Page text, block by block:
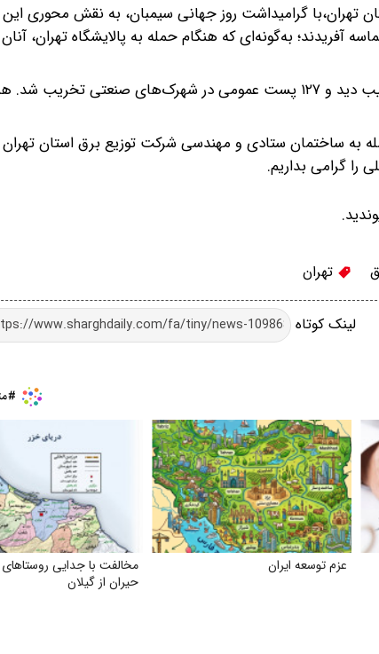
تهران،با گرامیداشت روز جهانی سیمبان، به نقش محوری
به‌گونه‌ای که هنگام حمله به پالایشگاه تهران، آنان
وی در ادامه افزود: در جنگ تحمیلی، ۴۸۷ نقطه در استان تهران آسیب دید و ۱۲۷ پست عمومی در شهرک‌های صنعتی
به ساختمان ستادی و مهندسی شرکت توزیع برق استان تهران
را گرامی بداریم.
تهران
لینک کوتاه
عزم توسعه ایران
مخالفت با جدایی
حیران از گیلان